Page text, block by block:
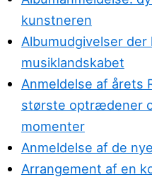
kunstneren
Albumudgivelser
musiklandskabet
Anmeldelse af årets
største optrædener
momenter
Anmeldelse af de
Arrangement af en